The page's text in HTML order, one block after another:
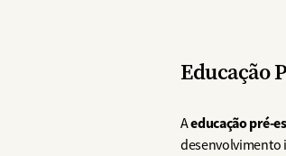
Educação
Aeducação pré-
desenvolvimento